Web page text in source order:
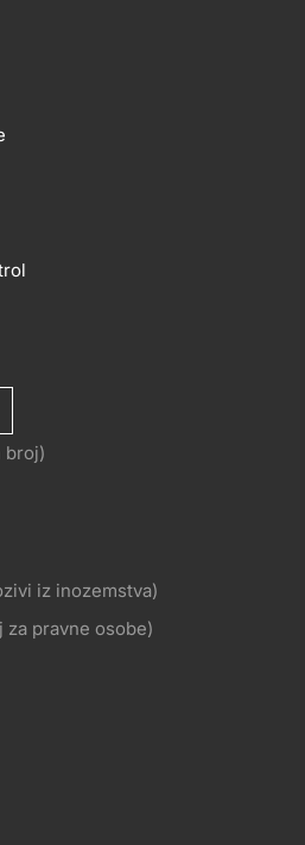
broj)
iz inozemstva)
za pravne osobe)